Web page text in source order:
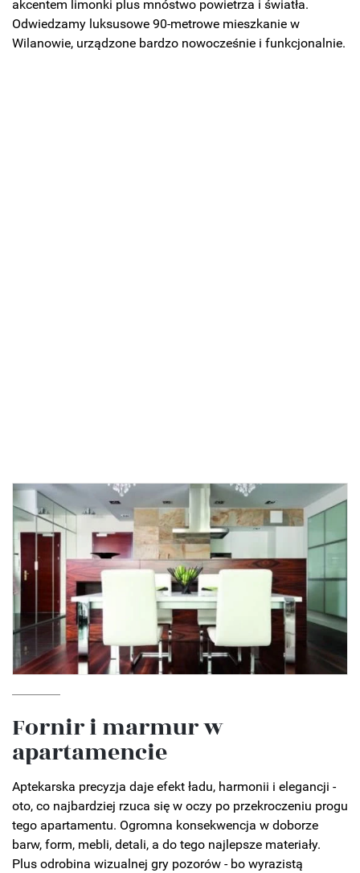
akcentem limonki plus mnóstwo powietrza i światła.
Odwiedzamy luksusowe 90-metrowe mieszkanie w
Wilanowie, urządzone bardzo nowocześnie i funkcjonalnie.
Fornir i marmur w
apartamencie
Aptekarska precyzja daje efekt ładu, harmonii i elegancji -
oto, co najbardziej rzuca się w oczy po przekroczeniu progu
tego apartamentu. Ogromna konsekwencja w doborze
barw, form, mebli, detali, a do tego najlepsze materiały.
Plus odrobina wizualnej gry pozorów - bo wyrazistą